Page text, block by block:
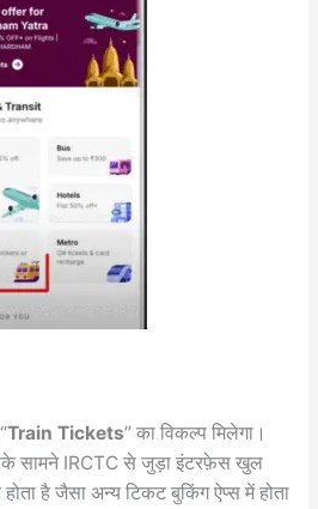
Train Tickets” का विकल्प मिलेगा।
सामने IRCTC से जुड़ा इंटरफ़ेस खुल
है जैसा अन्य टिकट बुकिंग ऐप्स में होता